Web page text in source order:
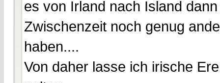
es von Irland nach Island
Zwischenzeit noch genug
haben....
Von daher lasse ich irische